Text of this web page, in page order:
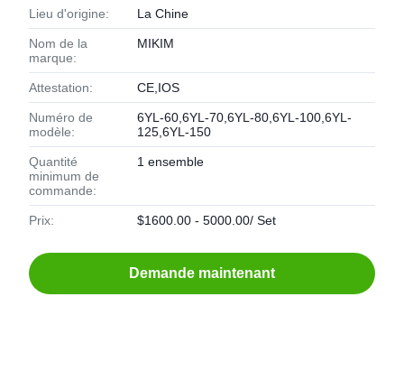
Lieu d'origine: La Chine
Nom de la
marque:
MIKIM
Attestation: CE,IOS
Numéro de
modèle:
6YL-60,6YL-70,6YL-80,6YL-100,6YL-
125,6YL-150
Quantité
minimum de
commande:
1 ensemble
Prix: $1600.00 - 5000.00/ Set
Demande maintenant